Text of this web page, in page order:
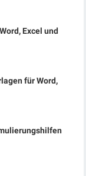
Excel und
für Word,